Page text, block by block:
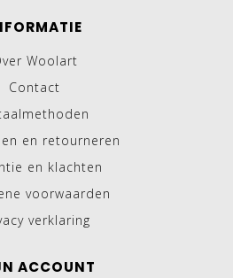
Woolart
Contact
en retourneren
en klachten
voorwaarden
verklaring
ACCOUNT